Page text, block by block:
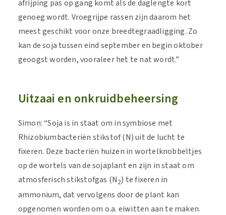
afrijping pas op gang komt als de daglengte kort
genoeg wordt. Vroegrijpe rassen zijn daarom het
meest geschikt voor onze breedtegraadligging. Zo
kan de soja tussen eind september en begin oktober
geoogst worden, vooraleer het te nat wordt.”
Uitzaai en onkruidbeheersing
Simon: “Soja is in staat om in symbiose met
Rhizobiumbacteriën stikstof (N) uit de lucht te
fixeren. Deze bacteriën huizen in wortelknobbeltjes
op de wortels van de sojaplant en zijn in staat om
atmosferisch stikstofgas (N2) te fixeren in
ammonium, dat vervolgens door de plant kan
opgenomen worden om o.a. eiwitten aan te maken.